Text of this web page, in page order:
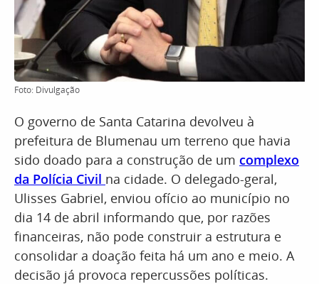
Foto: Divulgação
O governo de Santa Catarina devolveu à
prefeitura de Blumenau um terreno que havia
sido doado para a construção de um complexo
da Polícia Civil na cidade. O delegado-geral,
Ulisses Gabriel, enviou ofício ao município no
dia 14 de abril informando que, por razões
financeiras, não pode construir a estrutura e
consolidar a doação feita há um ano e meio. A
decisão já provoca repercussões políticas.